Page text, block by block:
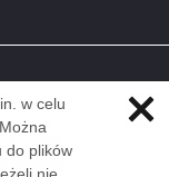
w celu
do plików